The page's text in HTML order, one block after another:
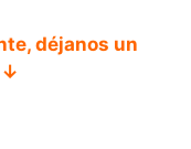
déjanos un
↓